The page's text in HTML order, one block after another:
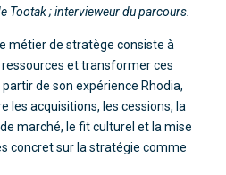
Tootak ; intervieweur du parcours.
métier de stratège consiste à
et transformer ces
de son expérience Rhodia,
les acquisitions, les cessions, la
marché, le fit culturel et la mise
concret sur la stratégie comme